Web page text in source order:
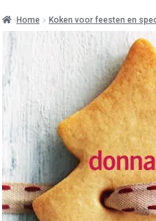
Home Koken voor feesten en